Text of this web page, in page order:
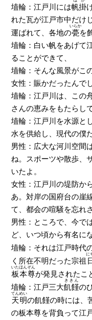
埴輪：江戸川には帆掛
れた瓦が江戸市中だけ
運ばれて、各地の甍
いらか
を
埴輪：白い帆をあげて
ることができて、
埴輪：そんな風景がこ
女性：賑かだったんで
埴輪：江戸川は、この
さんの恵みをもたらし
埴輪：江戸川を水源と
水を供給し、現代の僕
男性：広大な河川空間
ね。スポーツや散歩、
いたよ。
女性：江戸川の堤防か
あ。対岸の国府台の崖
て、都会の喧騒を忘れ
男性：ところで、今で
ど、いつ頃から有名に
埴輪：それは江戸時代
く所在不明だった宗祖
に
板本尊
いたほんぞん
が発見されたこ
埴輪：江戸三大飢饉
ききん
の
天明
てんめい
の飢饉の時には、
の板本尊を背負って江